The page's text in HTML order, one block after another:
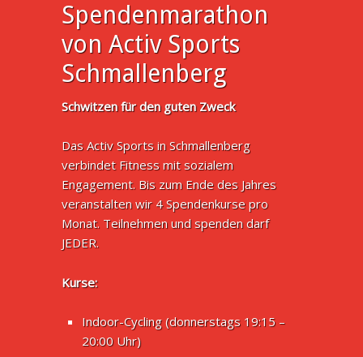
Spendenmarathon
von Activ Sports
Schmallenberg
Schwitzen für den guten Zweck
Das Activ Sports in Schmallenberg
verbindet Fitness mit sozialem
Engagement. Bis zum Ende des Jahres
veranstalten wir 4 Spendenkurse pro
Monat. Teilnehmen und spenden darf
JEDER.
Kurse:
Indoor-Cycling (donnerstags 19:15 –
20:00 Uhr)